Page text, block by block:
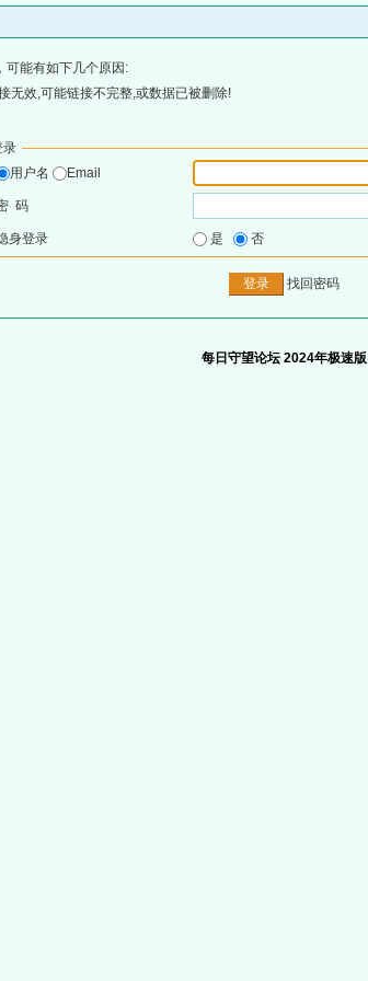
可能有如下几个原因:
无效,可能链接不完整,或数据已被删除!
录
用户名
Email
码
身登录 是 否
找回密码
每日守望论坛 2024年极速版